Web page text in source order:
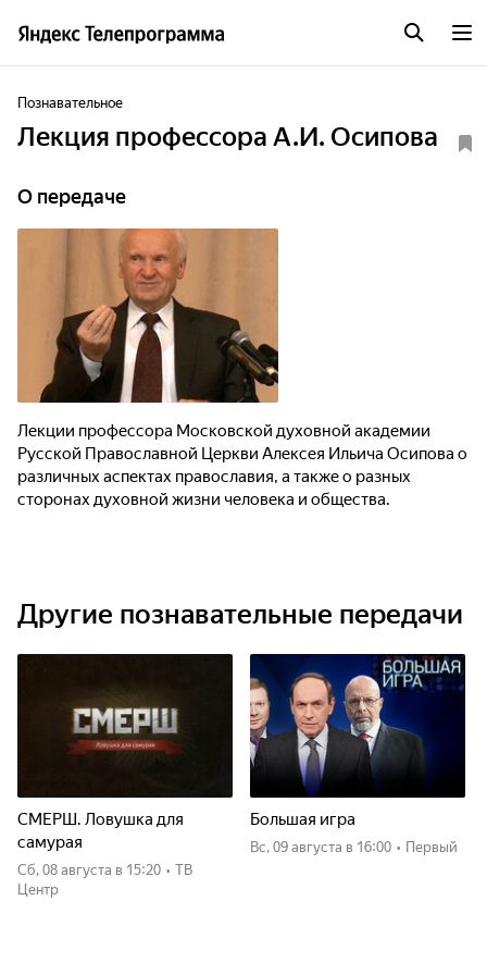
Познавательное
Лекция профессора А.И. Осипова
О передаче
Лекции профессора Московской духовной академии
Русской Православной Церкви Алексея Ильича Осипова о
различных аспектах православия, а также о разных
сторонах духовной жизни человека и общества.
Другие познавательные передачи
СМЕРШ. Ловушка для
самурая
сб, 08 августа в 15:20 • ТВ
Центр
Большая игра
вс, 09 августа в 16:00 • Первый